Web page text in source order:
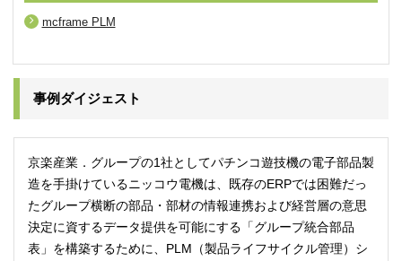
mcframe PLM
事例ダイジェスト
京楽産業．グループの1社としてパチンコ遊技機の電子部品製
造を手掛けているニッコウ電機は、既存のERPでは困難だっ
たグループ横断の部品・部材の情報連携および経営層の意思
決定に資するデータ提供を可能にする「グループ統合部品
表」を構築するために、PLM（製品ライフサイクル管理）シ